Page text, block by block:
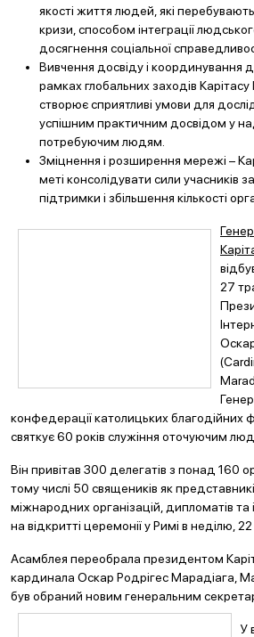
якості життя людей, які
кризи, способом інтеграції
досягнення соціальної
Вивчення досвіду і координування
рамках глобальних заходів Карітасу
створює сприятливі умови для
успішним практичним досвідом у
потребуючим людям.
Зміцнення і розширення мережі –
меті консолідувати сили учасників
підтримки і збільшення кількості
27
конфедерації католицьких благодійних
святкує 60 років служіння оточуючим
Він привітав 300 делегатів з понад 160
тому числі 50 священиків як
міжнародних організацій, дипломатів та
на відкритті церемонії у Римі в неділю, 22
Асамблея переобрала президентом
кардинала Оскар Родрігес Марадіага,
був обраний новим генеральним
У